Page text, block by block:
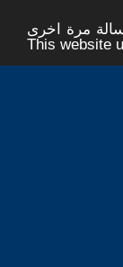
مرة اخرى -
This website